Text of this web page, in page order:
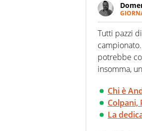
Da
guai
Tutti pazzi di
campionato.
potrebbe
insomma,
Chi è
Colpani,
La